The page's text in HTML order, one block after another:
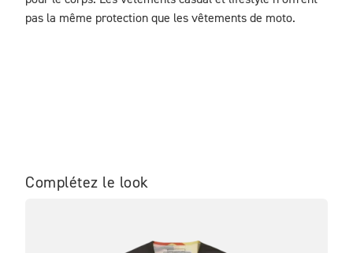
pas la même protection que les vêtements de moto.
Complétez le look